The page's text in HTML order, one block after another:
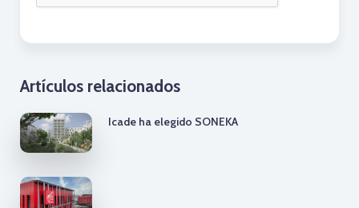
Artículos relacionados
Icade ha elegido SONEKA